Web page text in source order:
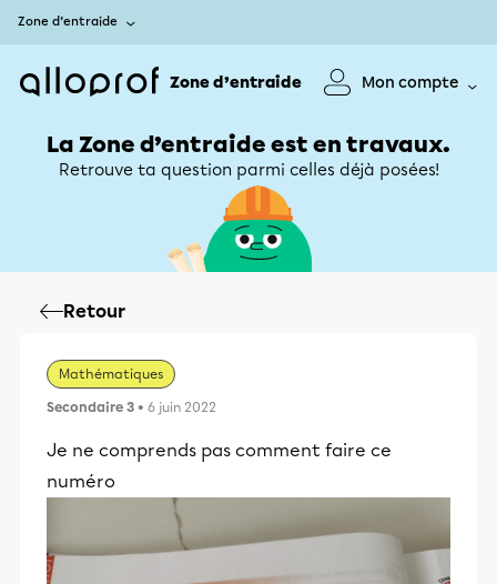
Zone d’entraide
Zone d’entraide Mon compte
La Zone d’entraide est en travaux.
Retrouve ta question parmi celles déjà posées!
Retour
Mathématiques
Secondaire 3 • 6 juin 2022
Je ne comprends pas comment faire ce
numéro